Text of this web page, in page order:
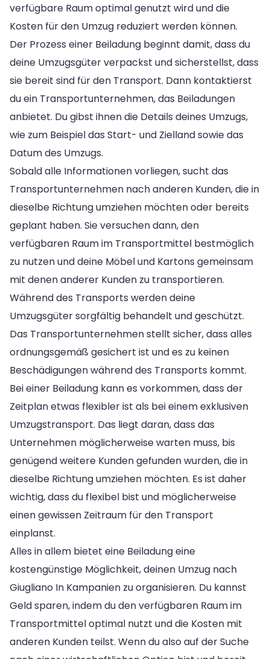
verfügbare Raum optimal genutzt wird und die
Kosten für den Umzug reduziert werden können.
Der Prozess einer Beiladung beginnt damit, dass du
deine Umzugsgüter verpackst und sicherstellst, dass
sie bereit sind für den Transport. Dann kontaktierst
du ein Transportunternehmen, das Beiladungen
anbietet. Du gibst ihnen die Details deines Umzugs,
wie zum Beispiel das Start- und Zielland sowie das
Datum des Umzugs.
Sobald alle Informationen vorliegen, sucht das
Transportunternehmen nach anderen Kunden, die in
dieselbe Richtung umziehen möchten oder bereits
geplant haben. Sie versuchen dann, den
verfügbaren Raum im Transportmittel bestmöglich
zu nutzen und deine Möbel und Kartons gemeinsam
mit denen anderer Kunden zu transportieren.
Während des Transports werden deine
Umzugsgüter sorgfältig behandelt und geschützt.
Das Transportunternehmen stellt sicher, dass alles
ordnungsgemäß gesichert ist und es zu keinen
Beschädigungen während des Transports kommt.
Bei einer Beiladung kann es vorkommen, dass der
Zeitplan etwas flexibler ist als bei einem exklusiven
Umzugstransport. Das liegt daran, dass das
Unternehmen möglicherweise warten muss, bis
genügend weitere Kunden gefunden wurden, die in
dieselbe Richtung umziehen möchten. Es ist daher
wichtig, dass du flexibel bist und möglicherweise
einen gewissen Zeitraum für den Transport
einplanst.
Alles in allem bietet eine Beiladung eine
kostengünstige Möglichkeit, deinen Umzug nach
Giugliano In Kampanien zu organisieren. Du kannst
Geld sparen, indem du den verfügbaren Raum im
Transportmittel optimal nutzt und die Kosten mit
anderen Kunden teilst. Wenn du also auf der Suche